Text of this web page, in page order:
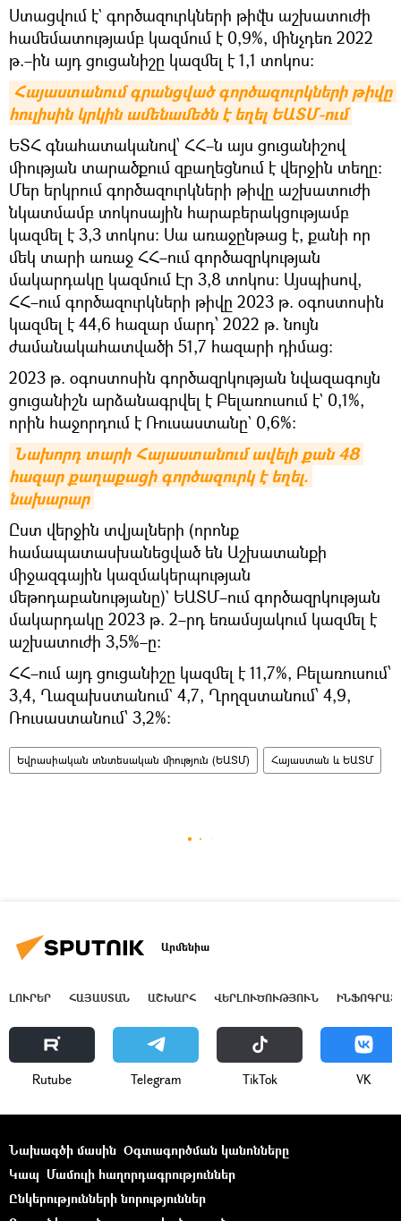
Ստացվում է` գործազուրկների թիվն աշխատուժի
համեմատությամբ կազմում է 0,9%, մինչդեռ 2022
թ.–ին այդ ցուցանիշը կազմել է 1,1 տոկոս։
Հայաստանում գրանցված գործազուրկների թիվը
հուլիսին կրկին ամենամեծն է եղել ԵԱՏՄ-ում
ԵՏՀ գնահատականով՝ ՀՀ–ն այս ցուցանիշով
միության տարածքում զբաղեցնում է վերջին տեղը։
Մեր երկրում գործազուրկների թիվը աշխատուժի
նկատմամբ տոկոսային հարաբերակցությամբ
կազմել է 3,3 տոկոս։ Սա առաջընթաց է, քանի որ
մեկ տարի առաջ ՀՀ–ում գործազրկության
մակարդակը կազմում Էր 3,8 տոկոս։ Այսպիսով,
ՀՀ–ում գործազուրկների թիվը 2023 թ. օգոստոսին
կազմել է 44,6 հազար մարդ՝ 2022 թ. նույն
ժամանակահատվածի 51,7 հազարի դիմաց։
2023 թ. օգոստոսին գործազրկության նվազագույն
ցուցանիշն արձանագրվել է Բելառուսում է` 0,1%,
որին հաջորդում է Ռուսաստանը` 0,6%։
Նախորդ տարի Հայաստանում ավելի քան 48
հազար քաղաքացի գործազուրկ է եղել.
նախարար
Ըստ վերջին տվյալների (որոնք
համապատասխանեցված են Աշխատանքի
միջազգային կազմակերպության
մեթոդաբանությանը)` ԵԱՏՄ–ում գործազրկության
մակարդակը 2023 թ. 2–րդ եռամսյակում կազմել է
աշխատուժի 3,5%–ը։
ՀՀ–ում այդ ցուցանիշը կազմել է 11,7%, Բելառուսում՝
3,4, Ղազախստանում` 4,7, Ղրղզստանում՝ 4,9,
Ռուսաստանում՝ 3,2%։
Եվրասիական տնտեսական միություն (ԵԱՏՄ) Հայաստան և ԵԱՏՄ
Արմենիա
ԼՈՒՐԵՐ ՀԱՅԱՍՏԱՆ ԱՇԽԱՐՀ ՎԵՐԼՈՒԾՈՒԹՅՈՒՆ
Rutube Telegram ТikТоk VK
Նախագծի մասին Օգտագործման կանոնները
Կապ Մամուլի հաղորդագրություններ
Ընկերությունների նորություններ